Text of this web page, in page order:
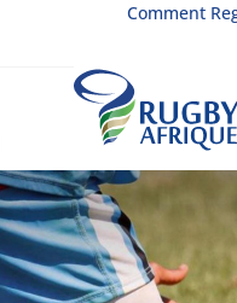
Comment
Rugby Afrique